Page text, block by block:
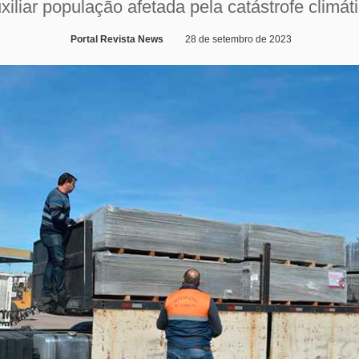
população afetada pela catástrofe
Portal Revista News 28 de setembro de 2023